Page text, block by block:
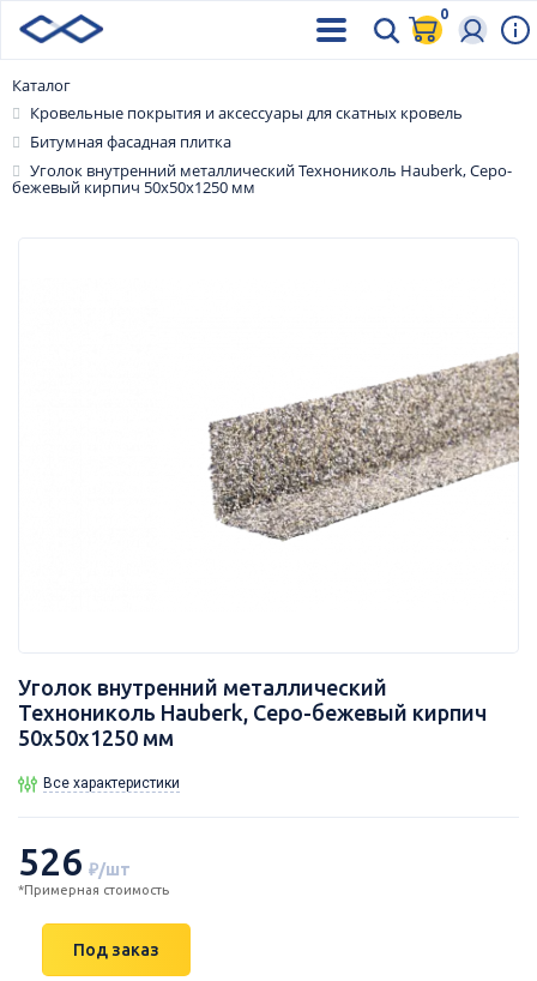
0
Каталог
Кровельные покрытия и аксессуары для скатных кровель
Битумная фасадная плитка
Уголок внутренний металлический Технониколь Hauberk, Серо-
бежевый кирпич 50х50х1250 мм
Уголок внутренний металлический
Технониколь Hauberk, Серо-бежевый кирпич
50х50х1250 мм
Все характеристики
526 ₽/шт
*Примерная стоимость
Под заказ